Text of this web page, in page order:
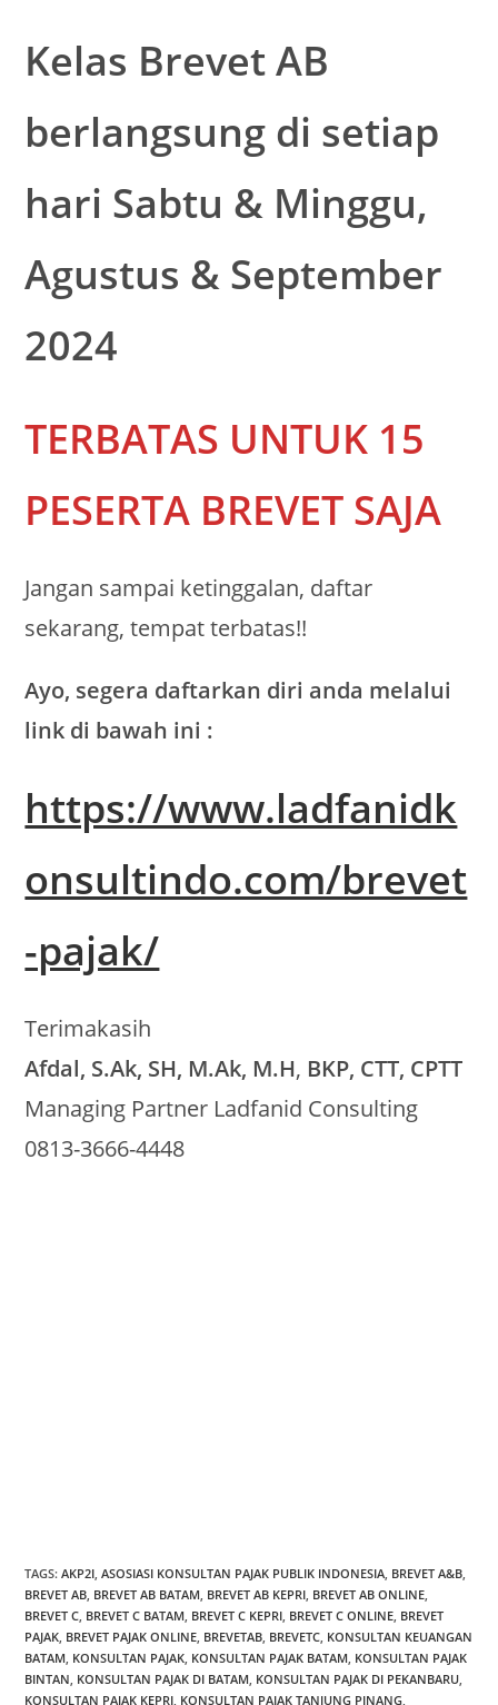
Kelas Brevet AB
berlangsung di setiap
hari Sabtu & Minggu,
Agustus & September
2024
TERBATAS UNTUK 15
PESERTA BREVET SAJA
Jangan sampai ketinggalan, daftar
sekarang, tempat terbatas!!
Ayo, segera daftarkan diri anda melalui
link di bawah ini :
https://www.ladfanidk
onsultindo.com/brevet
-pajak/
Terimakasih
Afdal, S.Ak, SH, M.Ak, M.H, BKP, CTT, CPTT
Managing Partner Ladfanid Consulting
0813-3666-4448
TAGS:AKP2I, ASOSIASI KONSULTAN PAJAK PUBLIK INDONESIA, BREVET A&B,
BREVET AB, BREVET AB BATAM, BREVET AB KEPRI, BREVET AB ONLINE,
BREVET C, BREVET C BATAM, BREVET C KEPRI, BREVET C ONLINE, BREVET
PAJAK, BREVET PAJAK ONLINE, BREVETAB, BREVETC, KONSULTAN KEUANGAN
BATAM, KONSULTAN PAJAK, KONSULTAN PAJAK BATAM, KONSULTAN PAJAK
BINTAN, KONSULTAN PAJAK DI BATAM, KONSULTAN PAJAK DI PEKANBARU,
KONSULTAN PAJAK KEPRI, KONSULTAN PAJAK TANJUNG PINANG,